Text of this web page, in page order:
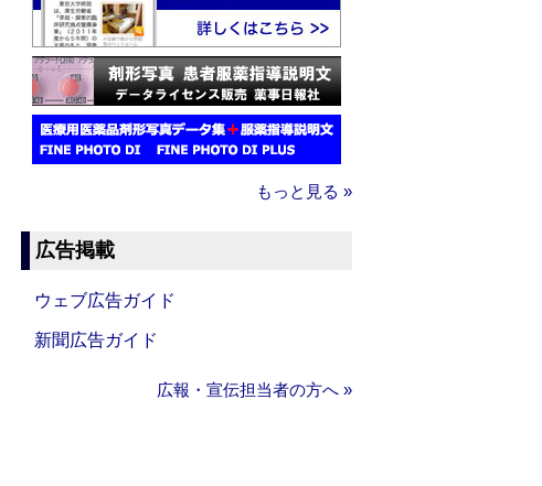
もっと見る »
広告掲載
ウェブ広告ガイド
新聞広告ガイド
広報・宣伝担当者の方へ »